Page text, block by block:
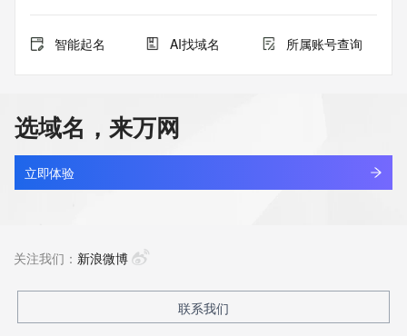
智能起名 AI找域名 所属账号查询
选域名，来万网
立即体验
关注我们： 新浪微博
联系我们